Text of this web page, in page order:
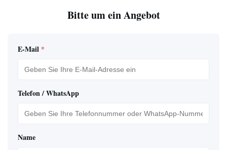
Bitte um ein Angebot
E-Mail *
Telefon / WhatsApp
Name